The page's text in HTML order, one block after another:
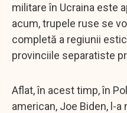
militare în Ucraina este
acum, trupele ruse se
completă a regiunii
provinciile separatiste
Aflat, în acest timp, în
american, Joe Biden, l-